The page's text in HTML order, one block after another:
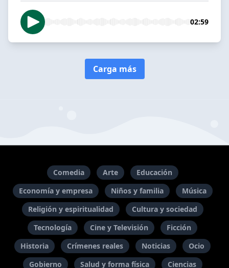
02:59
Carga más
Comedia Arte
Educación
Economía y empresa
Niños y familia
Música
Religión y espiritualidad
Cultura y sociedad
Tecnología
Cine y Televisión
Ficción
Historia
Crímenes reales Noticias
Ocio
Gobierno
Salud y forma física Ciencias